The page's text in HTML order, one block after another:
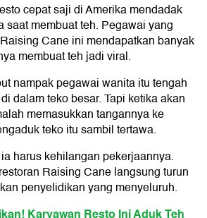
cepat saji di Amerika mendadak
saat membuat teh. Pegawai yang
Cane ini mendapatkan banyak
membuat teh jadi viral.
nampak pegawai wanita itu tengah
dalam teko besar. Tapi ketika akan
memasukkan tangannya ke
teko itu sambil tertawa.
harus kehilangan pekerjaannya.
Raising Cane langsung turun
penyelidikan yang menyeluruh.
Karyawan Resto Ini Aduk Teh